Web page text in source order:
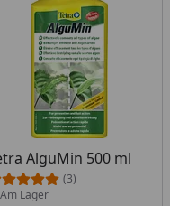
AlguMin 500 ml
(3)
am Lager
Am Lager